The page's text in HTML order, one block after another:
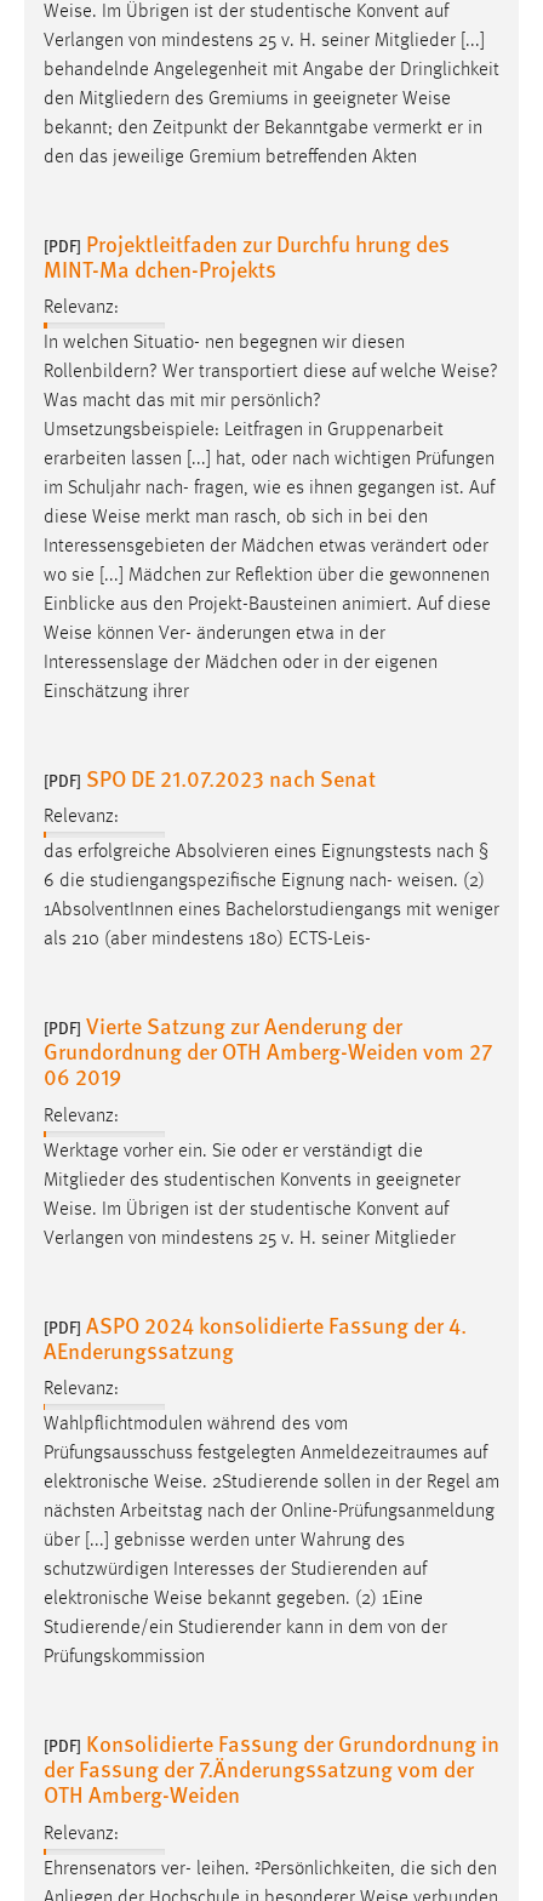
Weise. Im Übrigen ist der studentische Konvent auf
Verlangen von mindestens 25 v. H. seiner Mitglieder [...]
behandelnde Angelegenheit mit Angabe der Dringlichkeit
den Mitgliedern des Gremiums in geeigneter Weise
bekannt; den Zeitpunkt der Bekanntgabe vermerkt er in
den das jeweilige Gremium betreffenden Akten
[PDF] Projektleitfaden zur Durchfu hrung des
MINT-Ma dchen-Projekts
Relevanz:
In welchen Situatio- nen begegnen wir diesen
Rollenbildern? Wer transportiert diese auf welche Weise?
Was macht das mit mir persönlich?
Umsetzungsbeispiele: Leitfragen in Gruppenarbeit
erarbeiten lassen [...] hat, oder nach wichtigen Prüfungen
im Schuljahr nach- fragen, wie es ihnen gegangen ist. Auf
diese Weise merkt man rasch, ob sich in bei den
Interessensgebieten der Mädchen etwas verändert oder
wo sie [...] Mädchen zur Reflektion über die gewonnenen
Einblicke aus den Projekt-Bausteinen animiert. Auf diese
Weise können Ver- änderungen etwa in der
Interessenslage der Mädchen oder in der eigenen
Einschätzung ihrer
[PDF] SPO DE 21.07.2023 nach Senat
Relevanz:
das erfolgreiche Absolvieren eines Eignungstests nach §
6 die studiengangspezifische Eignung nach- weisen. (2)
1AbsolventInnen eines Bachelorstudiengangs mit weniger
als 210 (aber mindestens 180) ECTS-Leis-
[PDF] Vierte Satzung zur Aenderung der
Grundordnung der OTH Amberg-Weiden vom 27
06 2019
Relevanz:
Werktage vorher ein. Sie oder er verständigt die
Mitglieder des studentischen Konvents in geeigneter
Weise. Im Übrigen ist der studentische Konvent auf
Verlangen von mindestens 25 v. H. seiner Mitglieder
[PDF] ASPO 2024 konsolidierte Fassung der 4.
AEnderungssatzung
Relevanz:
Wahlpflichtmodulen während des vom
Prüfungsausschuss festgelegten Anmeldezeitraumes auf
elektronische Weise. 2Studierende sollen in der Regel am
nächsten Arbeitstag nach der Online-Prüfungsanmeldung
über [...] gebnisse werden unter Wahrung des
schutzwürdigen Interesses der Studierenden auf
elektronische Weise bekannt gegeben. (2) 1Eine
Studierende/ein Studierender kann in dem von der
Prüfungskommission
[PDF] Konsolidierte Fassung der Grundordnung in
der Fassung der 7.Änderungssatzung vom der
OTH Amberg-Weiden
Relevanz:
Ehrensenators ver- leihen. ²Persönlichkeiten, die sich den
Cookie Laufzeit:
MibewSessionID, mibew-chat-frame-style-
5e9dbeb1811c0446 = Sitzungslaufzeit, mibew_locale = 3
Jahre, MIBEW_UserID = 1 Jahr
Login
fe_user, be_user, be_lastLoginProvider
Dieser Cookie ist notwendig um sich an der Website
einloggen zu können.
Cookie Laufzeit:
STATISTIK
Statistik Cookies erfassen Informationen anonym.
Diese Informationen helfen uns zu verstehen, wie
unsere Besucher unsere Website nutzen.
Matomo
Zweck:
Zugriffsstatistik
Cookie Laufzeit:
Max. 13 Monate
Marketing Cookies werden von Drittanbietern
verwendet, um personalisierte Werbung anzuzeigen.
Sie tun dies, indem sie Besucher über Websites
Google Ads
Name:
_gcl_au
Zweck:
Conversion-Tracking
Cookie Laufzeit:
3 Monate
Facebook Pixel
Name:
_fbp
Anbieter:
Facebook
Conversion-Tracking
Cookie Laufzeit: